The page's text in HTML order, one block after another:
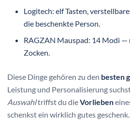
Logitech: elf Tasten,
die beschenkte Person.
RAGZAN Mauspad: 14 Modi —
Zocken.
Diese Dinge gehören zu den besten
Leistung und Personalisierung
Auswahltriffst du dieVorlieben
schenkst ein wirklich gutes geschenk.